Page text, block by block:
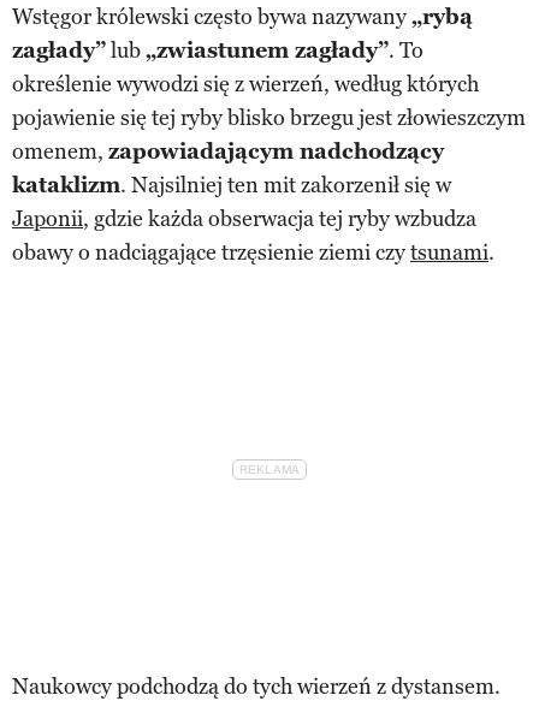
Wstęgor królewski często bywa nazywany„rybą
zagłady”lub„zwiastunem zagłady”. To
określenie wywodzi się z wierzeń, według których
pojawienie się tej ryby blisko brzegu jest złowieszczym
omenem, zapowiadającym nadchodzący
kataklizm. Najsilniej ten mit zakorzenił się w
Japonii, gdzie każda obserwacja tej ryby wzbudza
obawy o nadciągające trzęsienie ziemi czytsunami.
Naukowcy podchodzą do tych wierzeń z dystansem.